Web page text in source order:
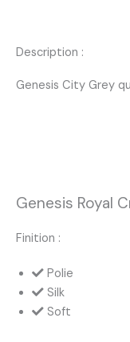
Description :
Genesis City Grey
Genesis Royal
Finition :
Polie
Silk
Soft